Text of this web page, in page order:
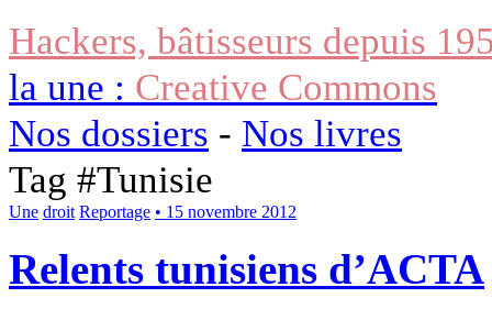
Hackers, bâtisseurs depuis
la une : Creative Commons
Nos dossiers - Nos livres
Tag #Tunisie
Une droit Reportage • 15 novembre 2012
Relents tunisiens d’ACTA